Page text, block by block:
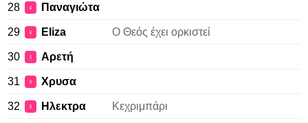
28 ♀ Παναγιώτα
29 ♀ Eliza Ο Θεός έχει ορκιστεί
30 ♀ Αρετή
31 ♀ Χρυσα
32 ♀ Ηλεκτρα Κεχριμπάρι